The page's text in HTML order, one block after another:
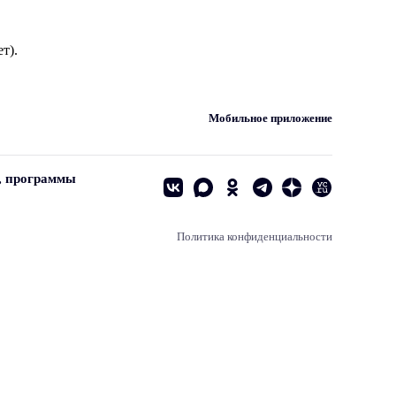
Мобильное приложение
программы
Политика конфиденциальности